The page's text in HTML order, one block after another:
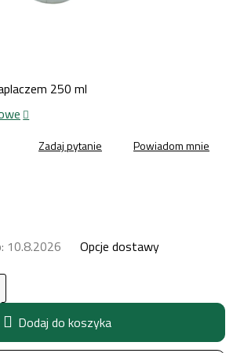
10.8.2026 Opcje dostawy
Dodaj do koszyka
250 ml
Zadaj pytanie Powiadom mnie